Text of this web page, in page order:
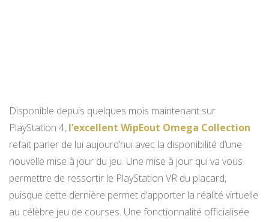
Disponible depuis quelques mois maintenant sur
PlayStation 4, l’excellent WipEout Omega Collection
refait parler de lui aujourd’hui avec la disponibilité d’une
nouvelle mise à jour du jeu. Une mise à jour qui va vous
permettre de ressortir le PlayStation VR du placard,
puisque cette dernière permet d’apporter la réalité virtuelle
au célèbre jeu de courses. Une fonctionnalité officialisée